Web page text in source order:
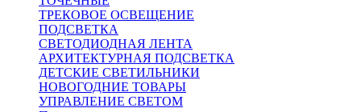
ТРЕКОВОЕ ОСВЕЩЕНИЕ
ПОДСВЕТКА
СВЕТОДИОДНАЯ ЛЕНТА
АРХИТЕКТУРНАЯ ПОДСВЕТКА
ДЕТСКИЕ СВЕТИЛЬНИКИ
НОВОГОДНИЕ ТОВАРЫ
УПРАВЛЕНИЕ СВЕТОМ